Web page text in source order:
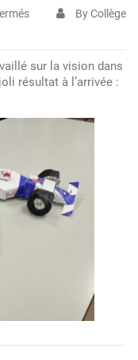
sur
du
–
autrement
By Collège
sur la vision dans
résultat à l’arrivée :